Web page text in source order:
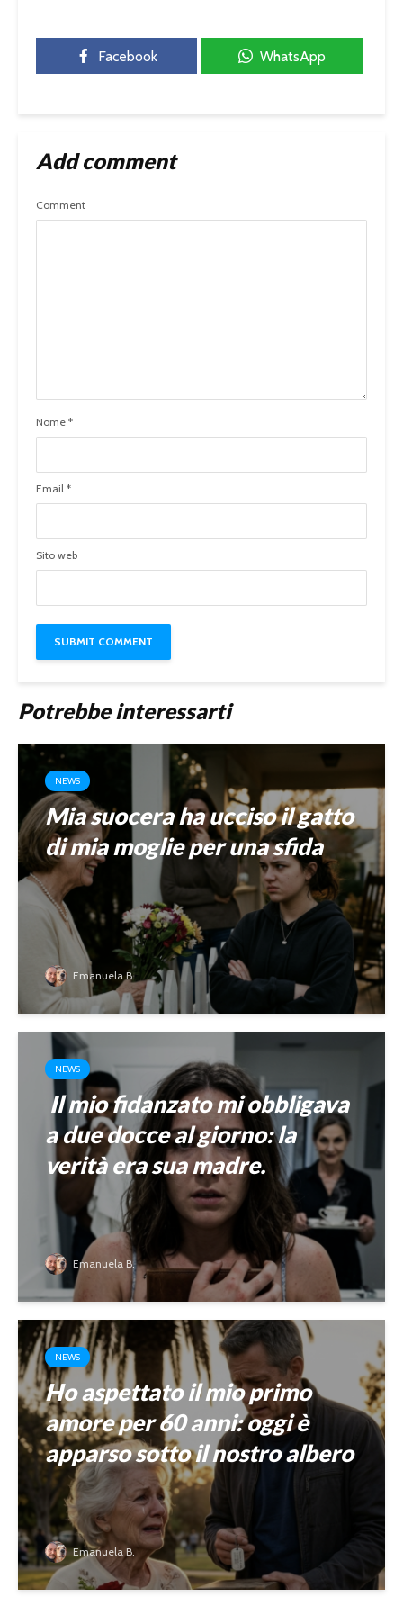
Facebook WhatsApp
Add comment
Comment
Nome *
Email *
Sito web
Potrebbe interessarti
NEWS
Mia suocera ha ucciso il gatto
di mia moglie per una sfida
Emanuela B.
NEWS
Il mio fidanzato mi obbligava
a due docce al giorno: la
verità era sua madre.
Emanuela B.
NEWS
Ho aspettato il mio primo
amore per 60 anni: oggi è
apparso sotto il nostro albero
Emanuela B.